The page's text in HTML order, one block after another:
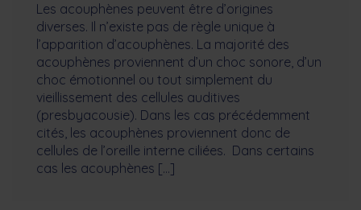
Les acouphènes peuvent être d’origines
diverses. Il n’existe pas de règle unique à
l’apparition d’acouphènes. La majorité des
acouphènes proviennent d’un choc sonore, d’un
choc émotionnel ou tout simplement du
vieillissement des cellules auditives
(presbyacousie). Dans les cas précédemment
cités, les acouphènes proviennent donc de
cellules de l’oreille interne ciliées. Dans certains
cas les acouphènes […]